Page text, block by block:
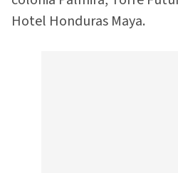
Hotel Honduras Maya.